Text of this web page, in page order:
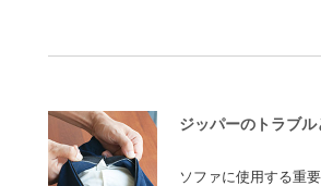
ジッパーのトラブル
ソファに使用する重